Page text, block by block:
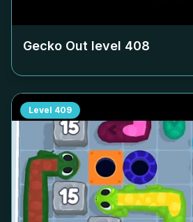
Gecko Out level 408
Level 409